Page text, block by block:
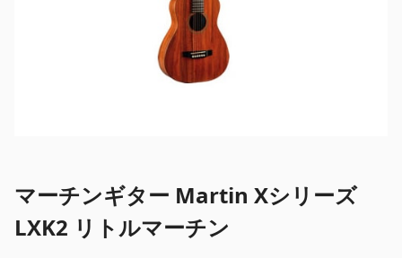
マーチンギター Martin Xシリーズ
LXK2 リトルマーチン